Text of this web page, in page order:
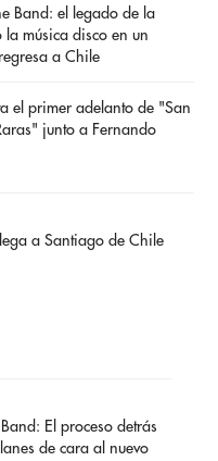
Band: el legado de la
música disco en un
a Chile
el primer adelanto de "San
junto a Fernando
a Santiago de Chile
El proceso detrás
de cara al nuevo